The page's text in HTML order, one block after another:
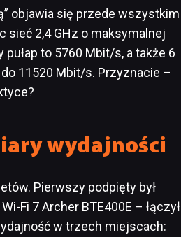
objawia się przede wszystkim
sieć 2,4 GHz o maksymalnej
to 5760 Mbit/s, a także 6
11520 Mbit/s. Przyznacie –
wydajności
Pierwszy podpięty był
Fi 7 Archer BTE400E – łączył
w trzech miejscach: